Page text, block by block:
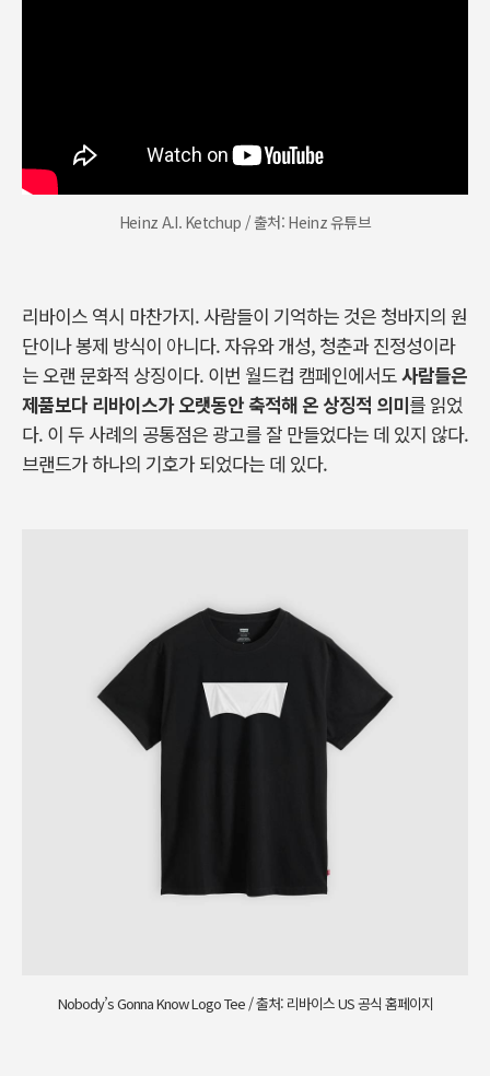
Heinz A.I. Ketchup / 출처: Heinz 유튜브
리바이스 역시 마찬가지. 사람들이 기억하는 것은 청바지의 원
단이나봉제 방식이 아니다. 자유와 개성, 청춘과 진정성이라
는오랜 문화적 상징이다. 이번 월드컵 캠페인에서도사람들은
제품보다 리바이스가오랫동안축적해온 상징적 의미를 읽었
다. 이 두 사례의 공통점은 광고를 잘 만들었다는 데 있지 않다.
브랜드가하나의 기호가 되었다는 데 있다.
Nobody’s Gonna Know Logo Tee / 출처: 리바이스 US 공식 홈페이지